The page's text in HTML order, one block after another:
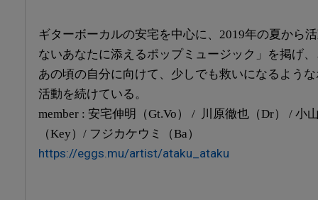
ギターボーカルの安宅を中心に、2019年の夏から
ないあなたに添えるポップミュージック」を掲げ
あの頃の自分に向けて、少しでも救いになるよう
活動を続けている。
member : 安宅伸明（Gt.Vo） / 川原徹也（Dr） / 小
（Key）/ フジカケウミ（Ba）
https://eggs.mu/artist/ataku_ataku